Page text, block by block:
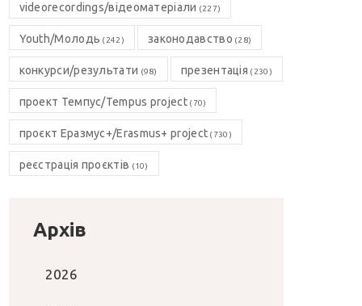
videorecordings/відеоматеріали (227)
Youth/Молодь (242) законодавство (28)
конкурси/результати (98) презентація (230)
проект Темпус/Tempus project(70)
проєкт Еразмус+/Erasmus+ project (730)
реєстрація проєктів (10)
Архів
2026